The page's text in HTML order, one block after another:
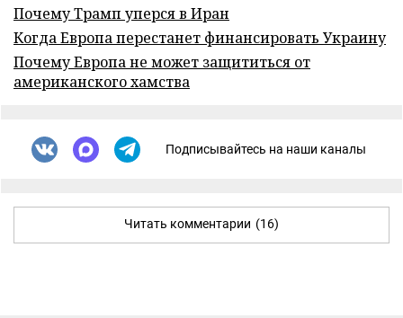
Почему Трамп уперся в Иран
Когда Европа перестанет финансировать Украину
Почему Европа не может защититься от
американского хамства
Подписывайтесь на наши каналы
Читать комментарии (16)